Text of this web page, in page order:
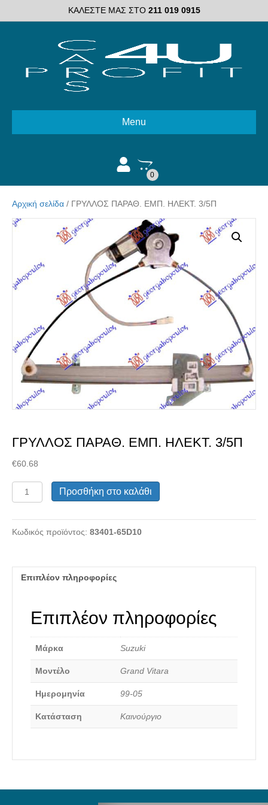
ΚΑΛΕΣΤΕ ΜΑΣ ΣΤΟ 211 019 0915
Menu
0
Αρχική σελίδα / ΓΡΥΛΛΟΣ ΠΑΡΑΘ. ΕΜΠ. ΗΛΕΚΤ. 3/5Π
ΓΡΥΛΛΟΣ ΠΑΡΑΘ. ΕΜΠ. ΗΛΕΚΤ. 3/5Π
€60.68
ΓΡΥΛΛΟΣ
ΠΑΡΑΘ.
ΗΛΕΚΤ.
3/5Π
Προσθήκη στο καλάθι
Κωδικός προϊόντος: 83401-65D10
Επιπλέον πληροφορίες
Επιπλέον πληροφορίες
Μάρκα Suzuki
Μοντέλο Grand Vitara
Ημερομηνία 99-05
Κατάσταση Καινούργιο
Διαλέξτε κατάσταση
ανταλλακτικού
Μεταχειρισμένα Ανταλλακτικά